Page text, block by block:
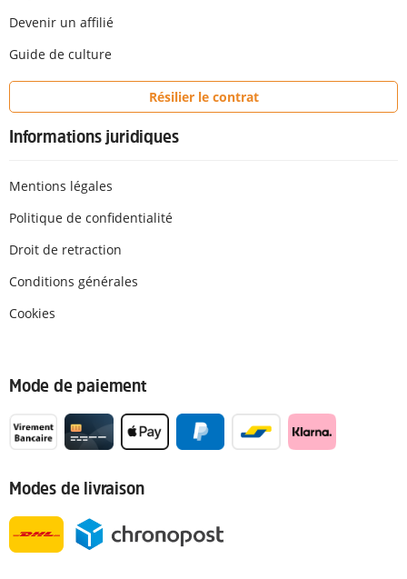
Devenir un affilié
Guide de culture
Résilier le contrat
Informations juridiques
Mentions légales
Politique de confidentialité
Droit de retraction
Conditions générales
Cookies
Mode de paiement
Modes de livraison